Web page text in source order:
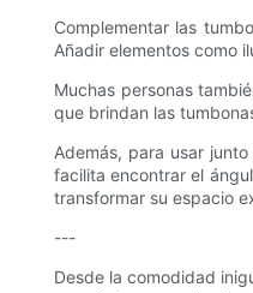
Complementar las
Añadir elementos como
Muchas personas
que brindan las
Además, para usar
facilita encontrar el
transformar su espacio
---
Desde la comodidad